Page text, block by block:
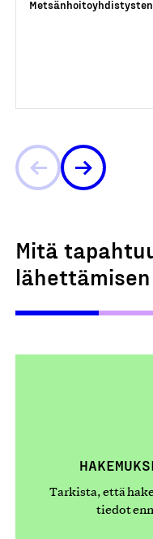
Mitä
Tarkista, että
tiedot